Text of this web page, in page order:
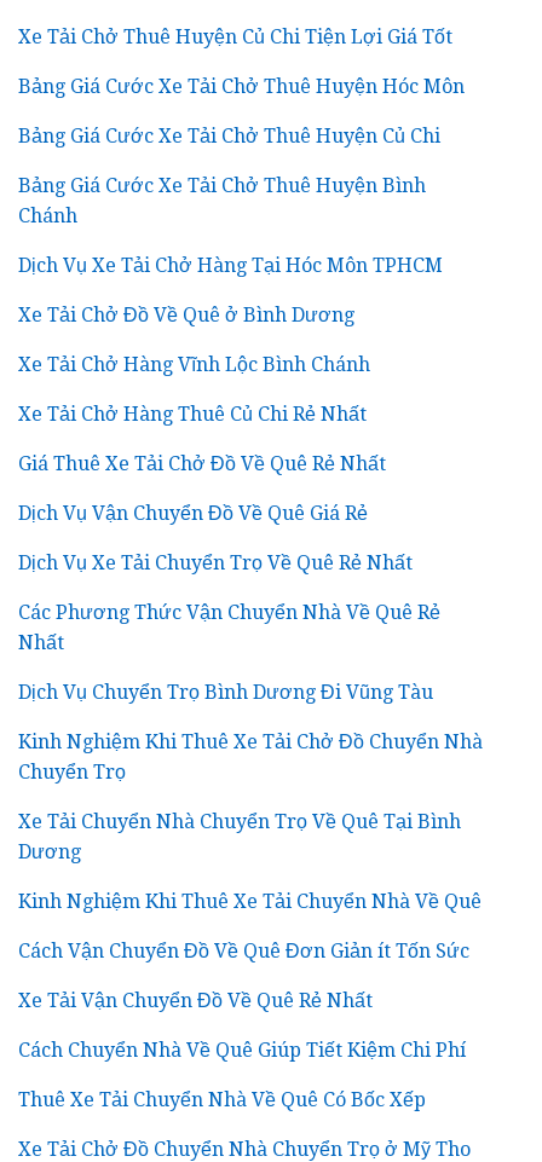
Xe Tải Chở Thuê Huyện Củ Chi Tiện Lợi Giá Tốt
Bảng Giá Cước Xe Tải Chở Thuê Huyện Hóc Môn
Bảng Giá Cước Xe Tải Chở Thuê Huyện Củ Chi
Bảng Giá Cước Xe Tải Chở Thuê Huyện Bình
Chánh
Dịch Vụ Xe Tải Chở Hàng Tại Hóc Môn TPHCM
Xe Tải Chở Đồ Về Quê ở Bình Dương
Xe Tải Chở Hàng Vĩnh Lộc Bình Chánh
Xe Tải Chở Hàng Thuê Củ Chi Rẻ Nhất
Giá Thuê Xe Tải Chở Đồ Về Quê Rẻ Nhất
Dịch Vụ Vận Chuyển Đồ Về Quê Giá Rẻ
Dịch Vụ Xe Tải Chuyển Trọ Về Quê Rẻ Nhất
Các Phương Thức Vận Chuyển Nhà Về Quê Rẻ
Nhất
Dịch Vụ Chuyển Trọ Bình Dương Đi Vũng Tàu
Kinh Nghiệm Khi Thuê Xe Tải Chở Đồ Chuyển Nhà
Chuyển Trọ
Xe Tải Chuyển Nhà Chuyển Trọ Về Quê Tại Bình
Dương
Kinh Nghiệm Khi Thuê Xe Tải Chuyển Nhà Về Quê
Cách Vận Chuyển Đồ Về Quê Đơn Giản ít Tốn Sức
Xe Tải Vận Chuyển Đồ Về Quê Rẻ Nhất
Cách Chuyển Nhà Về Quê Giúp Tiết Kiệm Chi Phí
Thuê Xe Tải Chuyển Nhà Về Quê Có Bốc Xếp
Xe Tải Chở Đồ Chuyển Nhà Chuyển Trọ ở Mỹ Tho